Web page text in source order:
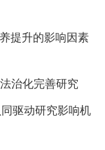
提升的影响因素
治化完善研究
驱动研究影响机